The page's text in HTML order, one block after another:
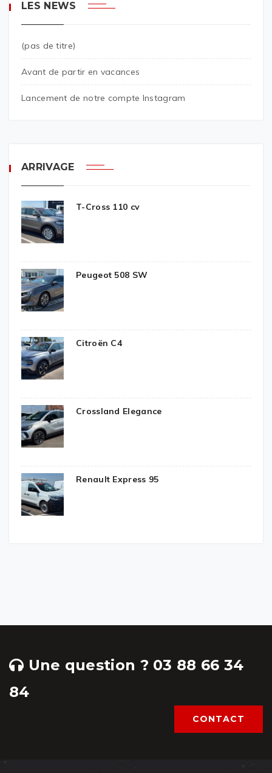
LES NEWS
(pas de titre)
Avant de partir en vacances
Lancement de notre compte Instagram
ARRIVAGE
T-Cross 110 cv
Peugeot 508 SW
Citroën C4
Crossland Elegance
Renault Express 95
Une question ? 03 88 66 34
84
CONTACT